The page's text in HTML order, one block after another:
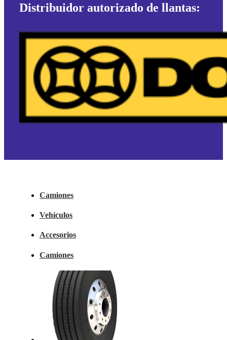
Distribuidor autorizado de llantas:
Camiones
Vehículos
Accesorios
Camiones